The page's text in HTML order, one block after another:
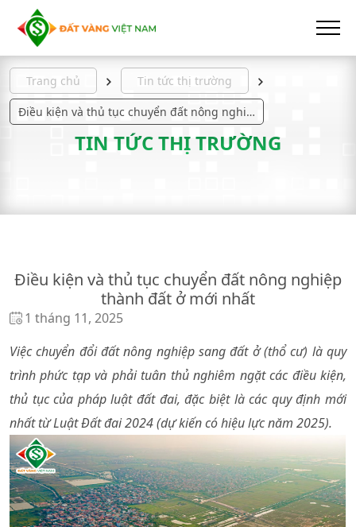
TIN TỨC THỊ TRƯỜNG
Trang chủ Tin tức thị trường
Điều kiện và thủ tục chuyển đất nông nghiệp thành đất ở mới nhất
Điều kiện và thủ tục chuyển đất nông nghiệp
thành đất ở mới nhất
1 tháng 11, 2025
Việc chuyển đổi đất nông nghiệp sang đất ở (thổ cư) là quy
trình phức tạp và phải tuân thủ nghiêm ngặt các điều kiện,
thủ tục của pháp luật đất đai, đặc biệt là các quy định mới
nhất từ Luật Đất đai 2024 (dự kiến có hiệu lực năm 2025).